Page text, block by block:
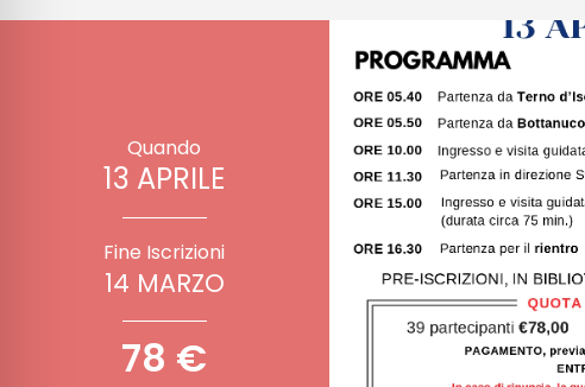
Quando
13 APRILE
Fine Iscrizioni
14 MARZO
78 €